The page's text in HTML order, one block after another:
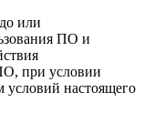
или
ПО и
при условии
условий настоящего